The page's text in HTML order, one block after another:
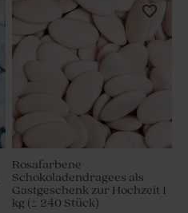
Rosafarbene
Schokoladendragees als
Gastgeschenk zur Hochzeit 1
kg (± 240 Stück)